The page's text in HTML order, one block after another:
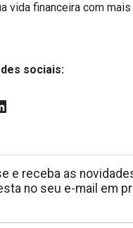
vida financeira com
sociais:
e receba as
no seu e-mail em